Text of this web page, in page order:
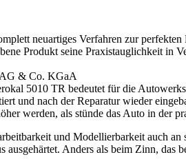
neuartiges Verfahren zur
Produkt seine Praxistauglichkeit in
& Co. KGaA
5010 TR bedeutet für die
und nach der Reparatur wieder
werden, als stünde das Auto in der
und Modellierbarkeit auch
Anders als beim Zinn,